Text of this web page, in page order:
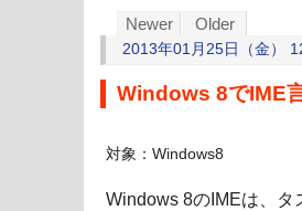
Newer Older
2013年01月25日（金）
Windows 8でIME
対象：Windows8
Windows 8のIMEは、タ